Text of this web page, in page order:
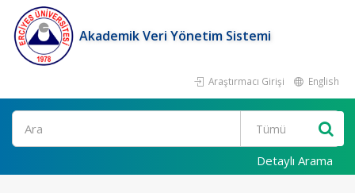
Akademik Veri Yönetim Sistemi
Araştırmacı Girişi English
Ara
Detaylı Arama